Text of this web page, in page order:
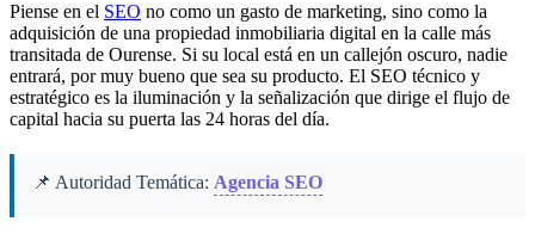
Piense en el SEO no como un gasto de marketing, sino como la
adquisición de una propiedad inmobiliaria digital en la calle más
transitada de Ourense. Si su local está en un callejón oscuro, nadie
entrará, por muy bueno que sea su producto. El SEO técnico y
estratégico es la iluminación y la señalización que dirige el flujo de
capital hacia su puerta las 24 horas del día.
📌 Autoridad Temática: Agencia SEO